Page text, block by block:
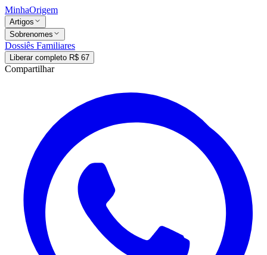
MinhaOrigem
Artigos
Sobrenomes
Dossiês Familiares
Liberar completo R$ 67
Compartilhar